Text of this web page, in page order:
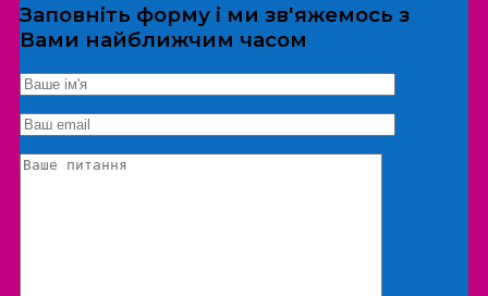
*Дані не передаються третім особам
Екскурсія/локація
Заповніть форму і ми зв'яжемось з
Вами найближчим часом